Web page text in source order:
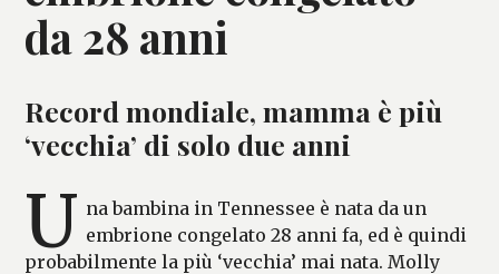
da 28 anni
Record mondiale, mamma è più
‘vecchia’ di solo due anni
U na bambina in Tennessee è nata da un
embrione congelato 28 anni fa, ed è quindi
probabilmente la più ‘vecchia’ mai nata. Molly